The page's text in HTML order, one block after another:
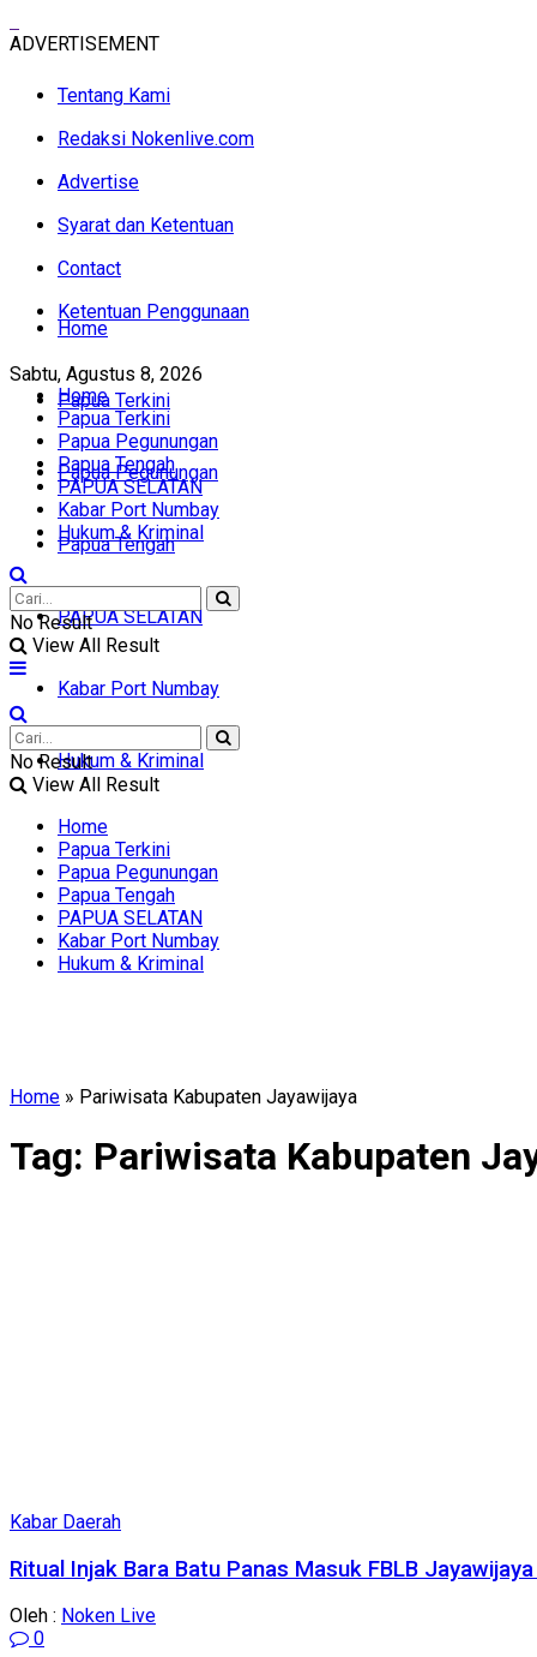
ADVERTISEMENT
Tentang Kami
Redaksi Nokenlive.com
Advertise
Syarat dan Ketentuan
Contact
Ketentuan Penggunaan
Sabtu, Agustus 8, 2026
Home
Papua Terkini
Papua Pegunungan
Papua Tengah
PAPUA SELATAN
Kabar Port Numbay
Hukum & Kriminal
Home
Papua Terkini
Papua Pegunungan
Papua Tengah
PAPUA SELATAN
Kabar Port Numbay
Hukum & Kriminal
No Result
View All Result
No Result
View All Result
Home
Papua Terkini
Papua Pegunungan
Papua Tengah
PAPUA SELATAN
Kabar Port Numbay
Hukum & Kriminal
Home » Pariwisata Kabupaten Jayawijaya
Tag: Pariwisata Kabupaten
Kabar Daerah
Ritual Injak Bara Batu Panas Masuk FBLB
Oleh : Noken Live
0